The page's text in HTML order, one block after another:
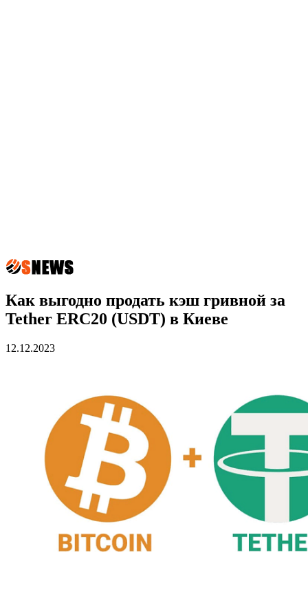
Как выгодно продать кэш гривной за
Tether ERC20 (USDT) в Киеве
12.12.2023